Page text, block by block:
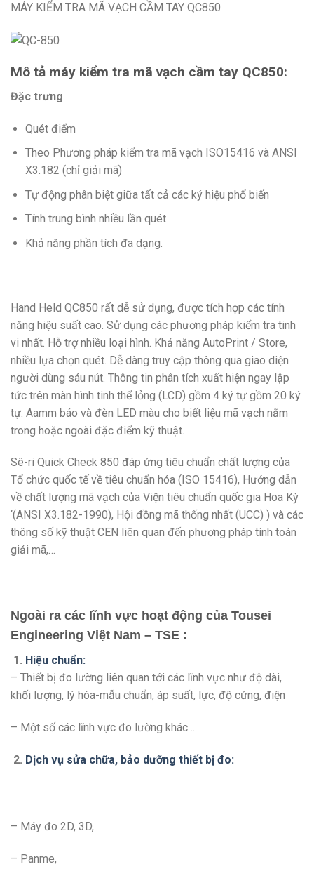
MÁY KIỂM TRA MÃ VẠCH CẦM TAY QC850
Mô tả máy kiểm tra mã vạch cầm tay QC850:
Đặc trưng
Quét điểm
Theo Phương pháp kiểm tra mã vạch ISO15416 và ANSI
X3.182 (chỉ giải mã)
Tự động phân biệt giữa tất cả các ký hiệu phổ biến
Tính trung bình nhiều lần quét
Khả năng phần tích đa dạng.
Hand Held QC850 rất dễ sử dụng, được tích hợp các tính
năng hiệu suất cao. Sử dụng các phương pháp kiểm tra tinh
vi nhất. Hỗ trợ nhiều loại hình. Khả năng AutoPrint / Store,
nhiều lựa chọn quét. Dễ dàng truy cập thông qua giao diện
người dùng sáu nút. Thông tin phân tích xuất hiện ngay lập
tức trên màn hình tinh thể lỏng (LCD) gồm 4 ký tự gồm 20 ký
tự. Aamm báo và đèn LED màu cho biết liệu mã vạch nằm
trong hoặc ngoài đặc điểm kỹ thuật.
Sê-ri Quick Check 850 đáp ứng tiêu chuẩn chất lượng của
Tổ chức quốc tế về tiêu chuẩn hóa (ISO 15416), Hướng dẫn
về chất lượng mã vạch của Viện tiêu chuẩn quốc gia Hoa Kỳ
‘(ANSI X3.182-1990), Hội đồng mã thống nhất (UCC) ) và các
thông số kỹ thuật CEN liên quan đến phương pháp tính toán
giải mã,…
Ngoài ra các lĩnh vực hoạt động của Tousei
Engineering Việt Nam – TSE :
1. Hiệu chuẩn:
– Thiết bị đo lường liên quan tới các lĩnh vực như độ dài,
khối lượng, lý hóa-mẫu chuẩn, áp suất, lực, độ cứng, điện
– Một số các lĩnh vực đo lường khác…
2. Dịch vụ sửa chữa, bảo dưỡng thiết bị đo:
– Máy đo 2D, 3D,
– Panme,